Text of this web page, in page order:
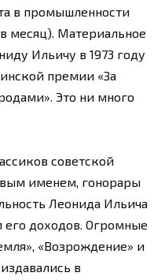
в промышленности
в месяц). Материальное
Ильичу в 1973 году
премии «За
Это ни много
советской
именем, гонорары
Леонида Ильича
его доходов. Огромные
«Возрождение» и
в